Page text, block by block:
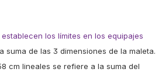
los límites en los equipajes
suma de las 3 dimensiones de la maleta.
cm lineales se refiere a la suma del